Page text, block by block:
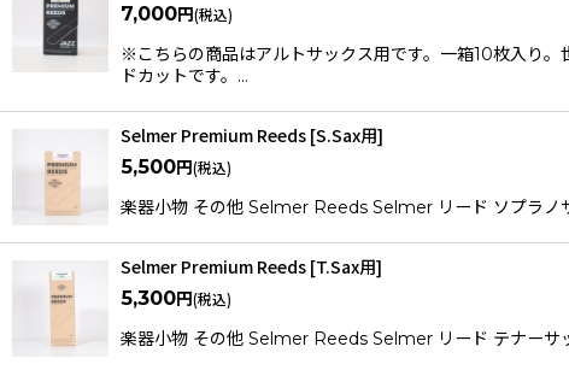
7,000円(税込)
※こちらの商品はアルトサックス用です。一箱10枚入り
ドカットです。…
Selmer Premium Reeds [S.Sax用]
5,500円(税込)
楽器小物 その他 Selmer Reeds Selmer リード ソプラノ
Selmer Premium Reeds [T.Sax用]
5,300円(税込)
楽器小物 その他 Selmer Reeds Selmer リード テナーサ